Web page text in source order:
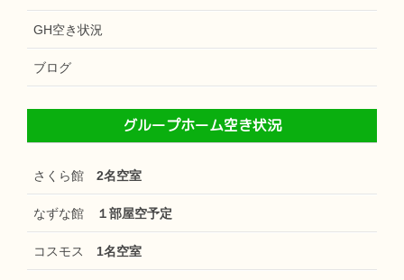
GH空き状況
ブログ
グループホーム空き状況
さくら館 2名空室
なずな館 １部屋空予定
コスモス 1名空室